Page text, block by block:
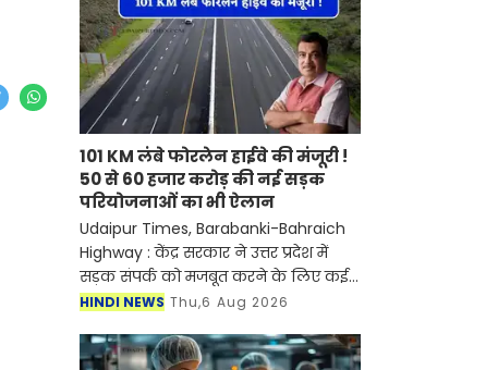
101 KM लंबे फोरलेन हाईवे की मंजूरी !
50 से 60 हजार करोड़ की नई सड़क
परियोजनाओं का भी ऐलान
Udaipur Times, Barabanki-Bahraich
Highway : केंद्र सरकार ने उत्तर प्रदेश में
सड़क संपर्क को मजबूत करने के लिए कई
बड़ी परियोजनाओं को मंजूरी दी है। केंद्रीय
कि
HINDI NEWS Thu,6 Aug 2026